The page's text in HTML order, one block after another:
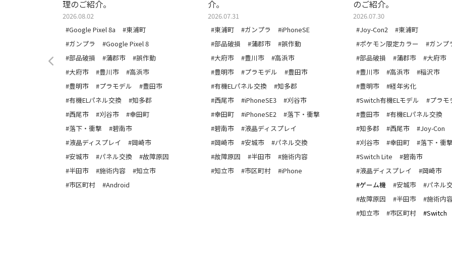
理のご紹介。
2026.08.02
#Google Pixel 8a
#東浦町
#ガンプラ
#Google Pixel 8
#部品破損
#蒲郡市
#誤作動
#大府市
#豊川市
#高浜市
#豊明市
#プラモデル
#豊田市
#有機ELパネル交換
#知多郡
#西尾市
#刈谷市
#幸田町
#落下・衝撃
#碧南市
#液晶ディスプレイ
#岡崎市
#安城市
#パネル交換
#故障原因
#半田市
#施術内容
#知立市
#市区町村
#Android
介。
2026.07.31
#東浦町
#ガンプラ
#iPhoneSE
#部品破損
#蒲郡市
#誤作動
#大府市
#豊川市
#高浜市
#豊明市
#プラモデル
#豊田市
#有機ELパネル交換
#知多郡
#西尾市
#iPhoneSE3
#刈谷市
#幸田町
#iPhoneSE2
#落下・衝撃
#碧南市
#液晶ディスプレイ
#岡崎市
#安城市
#パネル交換
#故障原因
#半田市
#施術内容
#知立市
#市区町村 #iPhone
のご紹介。
2026.07.30
#Joy-Con2
#東浦町
#ポケモン限定カラー
#ガンプ
#部品破損
#蒲郡市
#大府市
#豊川市
#高浜市
#稲沢市
#豊明市
#経年劣化
#Switch有機ELモデル
#プラモ
#豊田市
#有機ELパネル交換
#知多郡
#西尾市
#Joy-Con
#刈谷市
#幸田町
#落下・衝
#Switch Lite
#碧南市
#液晶ディスプレイ
#岡崎市
#ゲーム機
#安城市
#パネル
#故障原因
#半田市
#施術内
#知立市
#市区町村 #Switch